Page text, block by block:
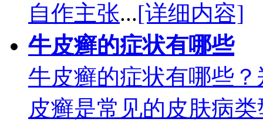
自作主张...[详细内容]
牛皮癣的症状有哪些
牛皮癣的症状有哪些
皮癣是常见的皮肤病